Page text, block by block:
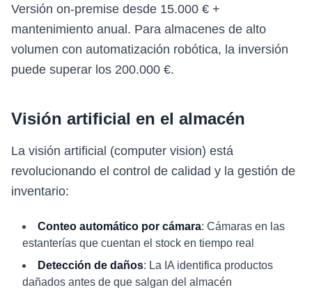
Versión on-premise desde 15.000 € +
mantenimiento anual. Para almacenes de alto
volumen con automatización robótica, la inversión
puede superar los 200.000 €.
Visión artificial en el almacén
La visión artificial (computer vision) está
revolucionando el control de calidad y la gestión de
inventario:
Conteo automático por cámara: Cámaras en las
estanterías que cuentan el stock en tiempo real
Detección de daños: La IA identifica productos
dañados antes de que salgan del almacén